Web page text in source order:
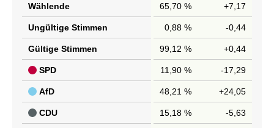
Wählende 65,70 % +7,17
Ungültige Stimmen 0,88 % -0,44
Gültige Stimmen 99,12 % +0,44
SPD 11,90 % -17,29
AfD 48,21 % +24,05
CDU 15,18 % -5,63